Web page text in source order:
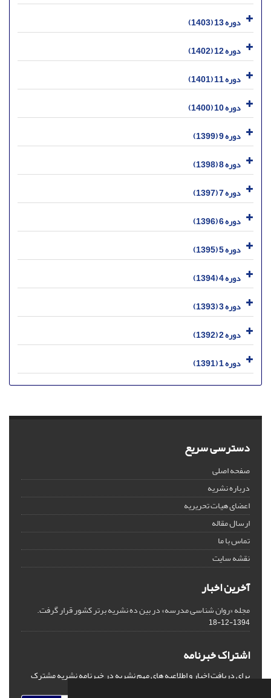
دوره 13 (1403)
دوره 12 (1402)
دوره 11 (1401)
دوره 10 (1400)
دوره 9 (1399)
دوره 8 (1398)
دوره 7 (1397)
دوره 6 (1396)
دوره 5 (1395)
دوره 4 (1394)
دوره 3 (1393)
دوره 2 (1392)
دوره 1 (1391)
دسترسی سریع
صفحه اصلی
درباره نشریه
اعضای هیات تحریریه
ارسال مقاله
تماس با ما
نقشه سایت
آخرین اخبار
مجله «روان شناسی مدرسه» در بین ده نشریه برتر کشور قرار گرفت.
1394-12-18
اشتراک خبرنامه
برای دریافت اخبار و اطلاعیه های مهم نشریه در خبرنامه نشریه مشترک